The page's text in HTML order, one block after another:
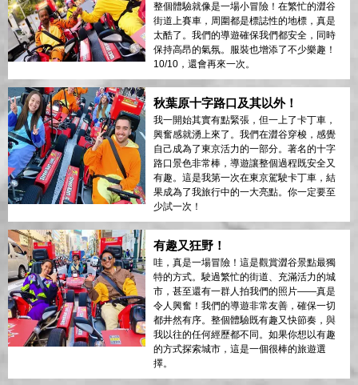
整個體驗就像是一場小冒險！在繁忙的澀谷
街道上賽車，周圍都是標誌性的地標，真是
太酷了。我們的導遊確保我們都安全，同時
保持高昂的氣氛。服裝也增添了不少樂趣！
10/10，還會再來一次。
秋葉原十字路口及其以外！
我一開始其實有點緊張，但一上了卡丁車，
興奮感就湧上來了。我們在澀谷穿梭，感覺
自己成為了東京活力的一部分。著名的十字
路口景色非常棒，導遊讓整個過程既安全又
有趣。這是我第一次在東京駕駛卡丁車，結
果成為了我旅行中的一大亮點。你一定要至
少試一次！
有趣又狂野！
哇，真是一場冒險！這是觀賞澀谷景點最獨
特的方式。駛過繁忙的街道、充滿活力的城
市，甚至還有一群人拍我們的照片——真是
令人興奮！我們的導遊非常友善，確保一切
都井然有序。整個體驗既有趣又快節奏，與
我以往的任何經歷都不同。如果你想以有趣
的方式探索城市，這是一個很棒的旅遊選
擇。